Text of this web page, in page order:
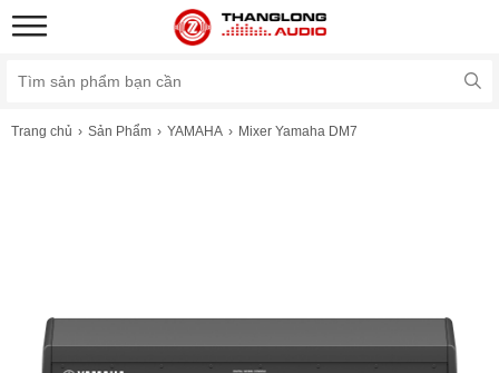
Trang chủ Sản Phẩm YAMAHA Mixer Yamaha DM7